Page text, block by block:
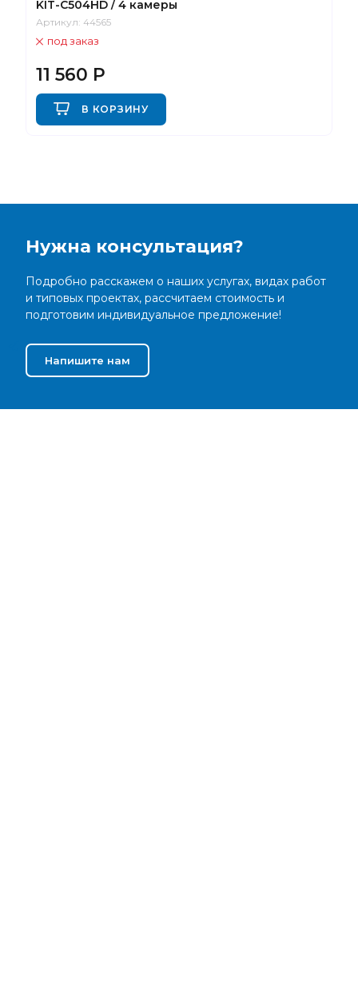
KIT-C504HD / 4 камеры
Артикул: 44565
под заказ
11 560 Р
В КОРЗИНУ
Нужна консультация?
Подробно расскажем о наших услугах, видах работ
и типовых проектах, рассчитаем стоимость и
подготовим индивидуальное предложение!
Напишите нам